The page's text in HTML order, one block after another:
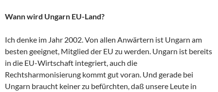
Wann wird Ungarn EU-Land?
Ich denke im Jahr 2002. Von allen Anwärtern ist Ungarn am
besten geeignet, Mitglied der EU zu werden. Ungarn ist bereits
in die EU-Wirtschaft integriert, auch die
Rechtsharmonisierung kommt gut voran. Und gerade bei
Ungarn braucht keiner zu befürchten, daß unsere Leute in